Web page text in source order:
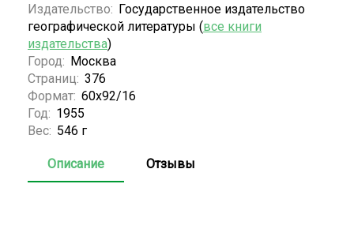
Издательство: Государственное издательство
географической литературы (все книги
издательства)
Город: Москва
Страниц: 376
Формат: 60х92/16
Год: 1955
Вес: 546 г
Описание Отзывы